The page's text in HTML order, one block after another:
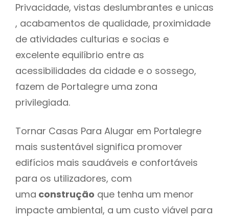
Privacidade, vistas deslumbrantes e unicas
, acabamentos de qualidade, proximidade
de atividades culturias e socias e
excelente equilíbrio entre as
acessibilidades da cidade e o sossego,
fazem de Portalegre uma zona
privilegiada.
Tornar Casas Para Alugar em Portalegre
mais sustentável significa promover
edifícios mais saudáveis e confortáveis
para os utilizadores, com
uma construção que tenha um menor
impacte ambiental, a um custo viável para